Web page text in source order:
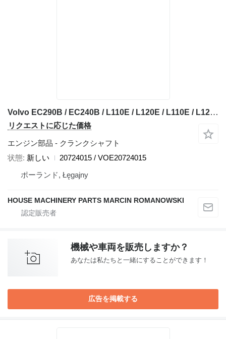
Volvo EC290B / EC240B / L110E / L120E / L110E / L120E / G900 トレンチャーのためのVolvo 20724015 OEM クランクシャフト
リクエストに応じた価格
エンジン部品 - クランクシャフト
状態 新しい
20724015 / VOE20724015
ポーランド, Łęgajny
HOUSE MACHINERY PARTS MARCIN ROMANOWSKI
機械や車両を販売しますか？
あなたは私たちと一緒にすることができます！
広告を掲載する